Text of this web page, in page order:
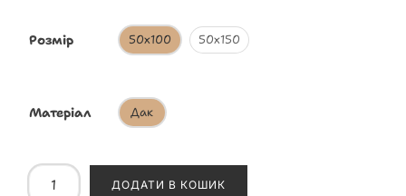
Розмір 50х100 50х150
Матеріал Дак
ДОДАТИ В КОШИК